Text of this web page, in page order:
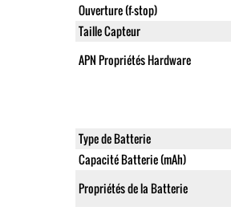
Ouverture (f-stop)
Taille Capteur
APN Propriétés Hardware
Type de Batterie
Capacité Batterie (mAh)
Propriétés de la Batterie